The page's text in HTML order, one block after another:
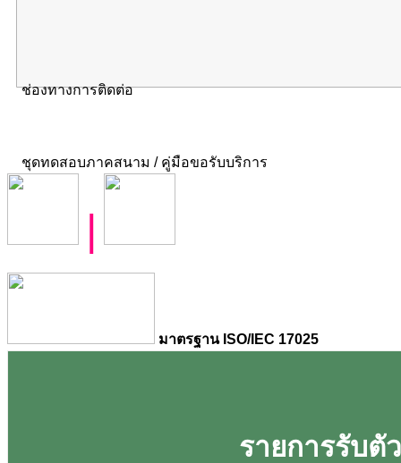
ช่องทางการติดต่อ
ชุดทดสอบภาคสนาม / คู่มือขอรับบริการ
มาตรฐาน ISO/IEC 17025
รายการรับตั